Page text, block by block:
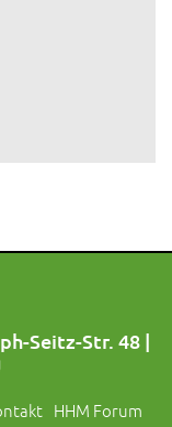
Seitz-Str. 48 |
HHM Forum